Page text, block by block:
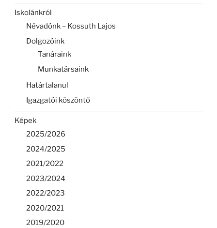
Iskolánkról
Névadónk – Kossuth Lajos
Dolgozóink
Tanáraink
Munkatársaink
Határtalanul
Igazgatói köszöntő
Képek
2025/2026
2024/2025
2021/2022
2023/2024
2022/2023
2020/2021
2019/2020